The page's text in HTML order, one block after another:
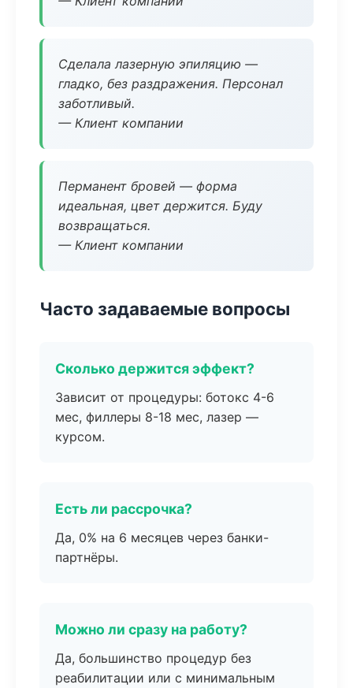
Сделала лазерную эпиляцию —
гладко, без раздражения. Персонал
заботливый.
— Клиент компании
Перманент бровей — форма
идеальная, цвет держится. Буду
возвращаться.
— Клиент компании
Часто задаваемые вопросы
Сколько держится эффект?
Зависит от процедуры: ботокс 4-6
мес, филлеры 8-18 мес, лазер —
курсом.
Есть ли рассрочка?
Да, 0% на 6 месяцев через банки-
партнёры.
Можно ли сразу на работу?
Да, большинство процедур без
реабилитации или с минимальным